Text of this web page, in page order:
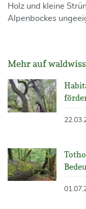
Holz und kleine
Alpenbockes
Mehr auf